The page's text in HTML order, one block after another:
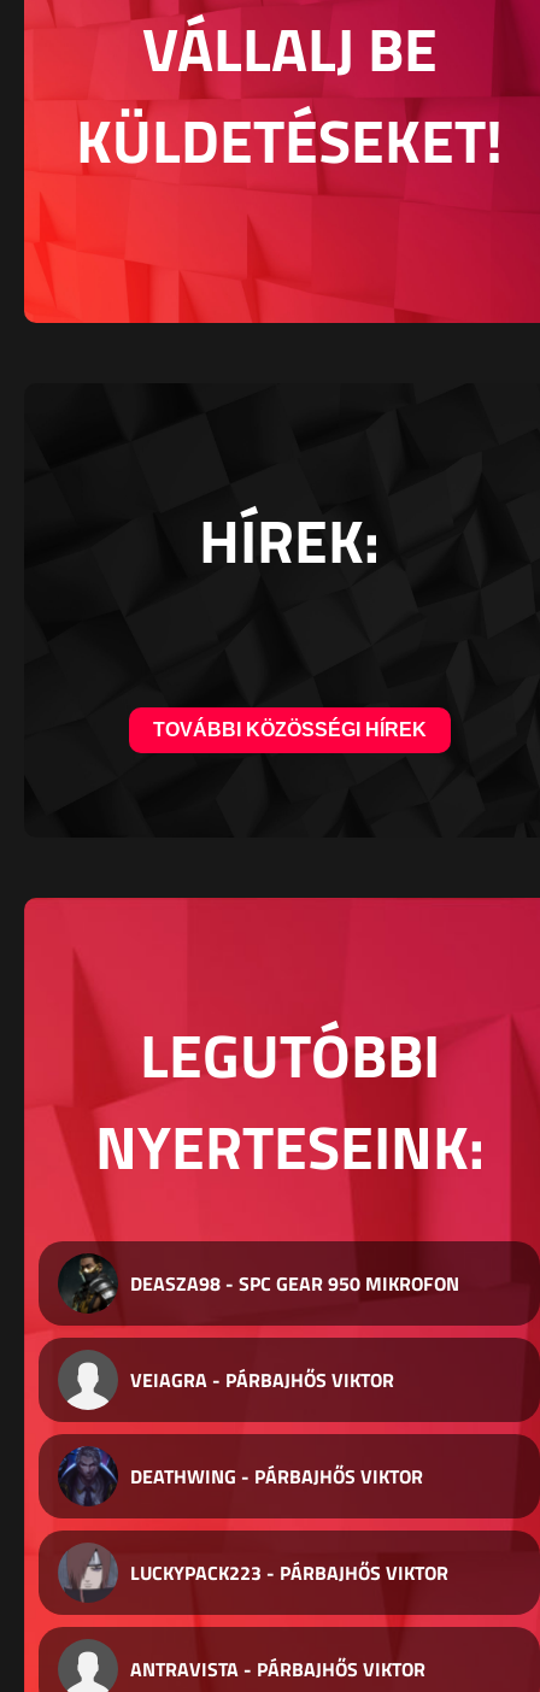
VÁLLALJ BE
KÜLDETÉSEKET!
HÍREK:
TOVÁBBI KÖZÖSSÉGI HÍREK
LEGUTÓBBI
NYERTESEINK:
DEASZA98 - SPC GEAR 950 MIKROFON
VEIAGRA - PÁRBAJHŐS VIKTOR
DEATHWING - PÁRBAJHŐS VIKTOR
LUCKYPACK223 - PÁRBAJHŐS VIKTOR
ANTRAVISTA - PÁRBAJHŐS VIKTOR